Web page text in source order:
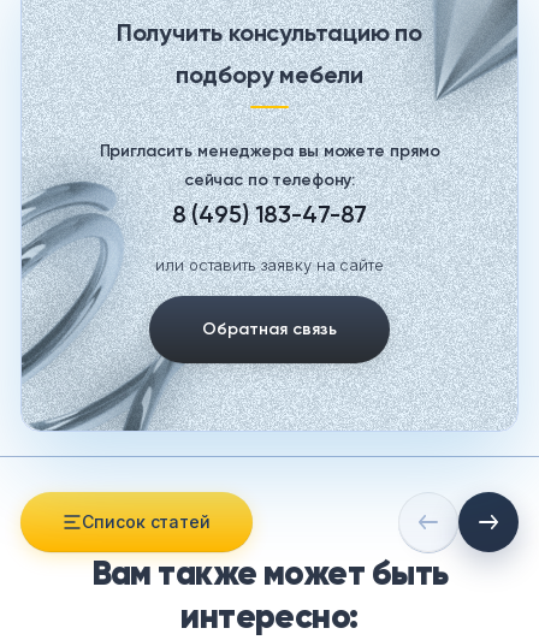
Получить консультацию по
подбору мебели
Пригласить менеджера вы можете прямо
сейчас по телефону:
8 (495) 183-47-87
или оставить заявку на сайте
Обратная связь
Список статей
Вам также может быть
интересно: